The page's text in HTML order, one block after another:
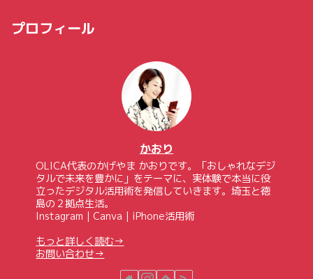
プロフィール
かおり
OLICA代表のかげやま かおりです。「おしゃれなデジ
タルで未来を豊かに」をテーマに、実体験で本当に役
立ったデジタル活用術を発信していきます。埼玉と徳
島の２拠点生活。
Instagram｜Canva｜iPhone活用術
もっと詳しく読む→
お問い合わせ→